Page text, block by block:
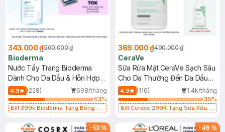
343.000 ₫560.000 ₫
Bioderma
Nước Tẩy Trang Bioderma
Dành Cho Da Dầu & Hỗn Hợp
500ml
4.9 (228)
698/tháng
43%
Bill 399k Bioderma Tặng Bông
369.000 ₫490.000 ₫
CeraVe
Sữa Rửa Mặt CeraVe Sạch Sâu
Cho Da Thường Đến Da Dầu
473ml
4.9 (116)
1.4k/tháng
35%
Bill Cerave 299K Tặng Sữa Rửa
-53 % -49 %